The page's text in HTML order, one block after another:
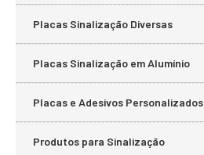
Placas Sinalização Diversas
Placas Sinalização em Alumínio
Placas e Adesivos Personalizados
Produtos para Sinalização